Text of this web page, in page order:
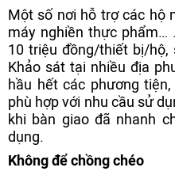
Một số nơi hỗ trợ các hộ
máy nghiền thực phẩm…
10 triệu đồng/thiết bị/hộ,
Khảo sát tại nhiều địa
hầu hết các phương
phù hợp với nhu cầu sử
khi bàn giao đã nhanh
dụng.
Không để chồng chéo